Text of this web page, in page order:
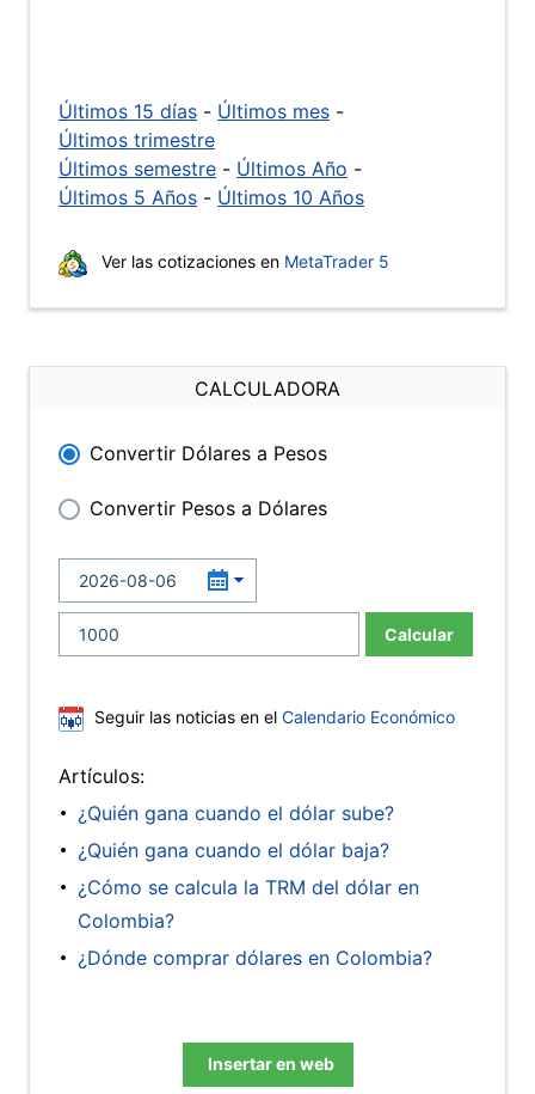
Últimos 15 días - Últimos mes -
Últimos trimestre
Últimos semestre - Últimos Año -
Últimos 5 Años - Últimos 10 Años
Ver las cotizaciones en MetaTrader 5
CALCULADORA
Convertir Dólares a Pesos
Convertir Pesos a Dólares
Calcular
Seguir las noticias en el Calendario Económico
Artículos:
¿Quién gana cuando el dólar sube?
¿Quién gana cuando el dólar baja?
¿Cómo se calcula la TRM del dólar en
Colombia?
¿Dónde comprar dólares en Colombia?
Insertar en web